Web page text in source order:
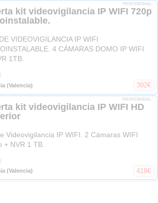
PROFESIONAL
kit videovigilancia IP WIFI 720p
VIDEOVIGILANCIA IP WIFI
4 CÁMARAS DOMO IP WIFI
1TB.
(Valencia) 392€
PROFESIONAL
kit videovigilancia IP WIFI HD
Videovigilancia IP WIFI. 2 Cámaras WIFI
+ NVR 1 TB.
(Valencia) 418€